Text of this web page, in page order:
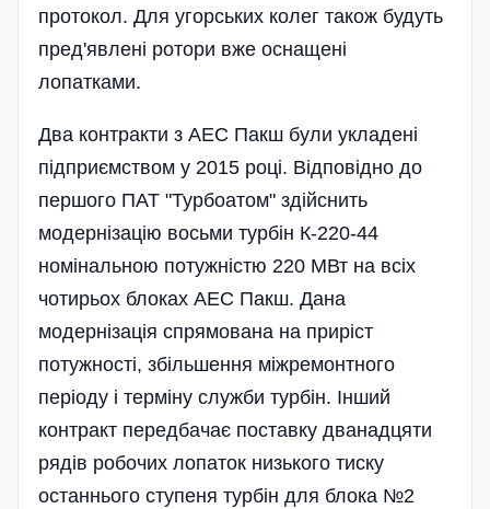
протокол. Для угорських колег також будуть
пред'явлені ротори вже оснащені
лопатками.
Два контракти з АЕС Пакш були укладені
підприємством у 2015 році. Відповідно до
першого ПАТ "Турбоатом" здійснить
модернізацію восьми турбін К-220-44
номінальною потужністю 220 МВт на всіх
чоти­рьох блоках АЕС Пакш. Дана
модернізація спрямована на приріст
потужності, збільшення міжремонтного
періоду і терміну служби турбін. Інший
контракт передбачає поставку дванадцяти
рядів робочих лопаток низького тиску
останнього ступеня турбін для блока №2